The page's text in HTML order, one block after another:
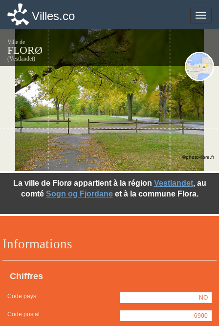
Toggle
Villes.co
Ville de
FLORØ
(Vestlandet)
Informations
Chiffres
Code pays : NO
Code postal : 6900
La ville de Florø appartient à la région Vestlandet, au
comté Sogn og Fjordaneet à la commune Flora.
©photo-libre.fr
Toggle
Villes.co